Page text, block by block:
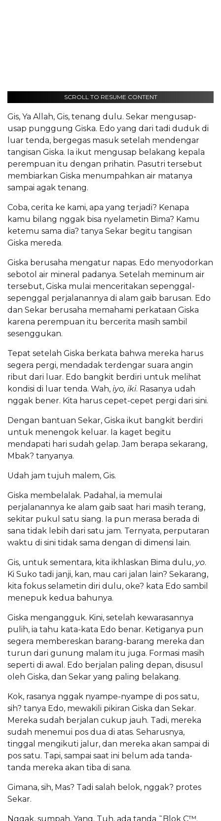
SCROLL TO RESUME CONTENT
Gis, Ya Allah, Gis, tenang dulu. Sekar mengusap-
usap punggung Giska. Edo yang dari tadi duduk di
luar tenda, bergegas masuk setelah mendengar
tangisan Giska. Ia ikut mengusap belakang kepala
perempuan itu dengan prihatin. Pasutri tersebut
membiarkan Giska menumpahkan air matanya
sampai agak tenang.
Coba, cerita ke kami, apa yang terjadi? Kenapa
kamu bilang nggak bisa nyelametin Bima? Kamu
ketemu sama dia? tanya Sekar begitu tangisan
Giska mereda.
Giska berusaha mengatur napas. Edo menyodorkan
sebotol air mineral padanya. Setelah meminum air
tersebut, Giska mulai menceritakan sepenggal-
sepenggal perjalanannya di alam gaib barusan. Edo
dan Sekar berusaha memahami perkataan Giska
karena perempuan itu bercerita masih sambil
sesenggukan.
Tepat setelah Giska berkata bahwa mereka harus
segera pergi, mendadak terdengar suara angin
ribut dari luar. Edo bangkit berdiri untuk melihat
kondisi di luar tenda. Wah, iyo, iki. Rasanya udah
nggak bener. Kita harus cepet-cepet pergi dari sini.
Dengan bantuan Sekar, Giska ikut bangkit berdiri
untuk menengok keluar. Ia kaget begitu
mendapati hari sudah gelap. Jam berapa sekarang,
Mbak? tanyanya.
Udah jam tujuh malem, Gis.
Giska membelalak. Padahal, ia memulai
perjalanannya ke alam gaib saat hari masih terang,
sekitar pukul satu siang. Ia pun merasa berada di
sana tidak lebih dari satu jam. Ternyata, perputaran
waktu di sini tidak sama dengan di dimensi lain.
Gis, untuk sementara, kita ikhlaskan Bima dulu, yo.
Ki Suko tadi janji, kan, mau cari jalan lain? Sekarang,
kita fokus selametin diri dulu, oke? kata Edo sambil
menepuk kedua bahunya.
Giska mengangguk. Kini, setelah kewarasannya
pulih, ia tahu kata-kata Edo benar. Ketiganya pun
segera membereskan barang-barang mereka dan
turun dari gunung malam itu juga. Formasi masih
seperti di awal. Edo berjalan paling depan, disusul
oleh Giska, dan Sekar yang paling belakang.
Kok, rasanya nggak nyampe-nyampe di pos satu,
sih? tanya Edo, mewakili pikiran Giska dan Sekar.
Mereka sudah berjalan cukup jauh. Tadi, mereka
sudah menemui pos dua di atas. Seharusnya,
tinggal mengikuti jalur, dan mereka akan sampai di
pos satu. Tapi, sampai saat ini belum ada tanda-
tanda mereka akan tiba di sana.
Gimana, sih, Mas? Tadi salah belok, nggak? protes
Sekar.
Nggak, sumpah, Yang. Tuh, ada tanda ˜Blok C™.